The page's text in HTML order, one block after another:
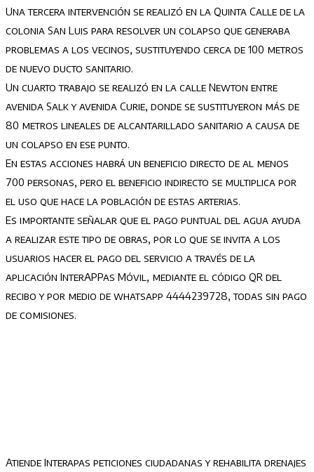
Una tercera intervención se realizó en la Quinta Calle de la
colonia San Luis para resolver un colapso que generaba
problemas a los vecinos, sustituyendo cerca de 100 metros
de nuevo ducto sanitario.
Un cuarto trabajo se realizó en la calle Newton entre
avenida Salk y avenida Curie, donde se sustituyeron más de
80 metros lineales de alcantarillado sanitario a causa de
un colapso en ese punto.
En estas acciones habrá un beneficio directo de al menos
700 personas, pero el beneficio indirecto se multiplica por
el uso que hace la población de estas arterias.
Es importante señalar que el pago puntual del agua ayuda
a realizar este tipo de obras, por lo que se invita a los
usuarios hacer el pago del servicio a través de la
aplicación InterAPPas Móvil, mediante el código QR del
recibo y por medio de whatsapp 4444239728, todas sin pago
de comisiones.
Atiende Interapas peticiones ciudadanas y rehabilita drenajes